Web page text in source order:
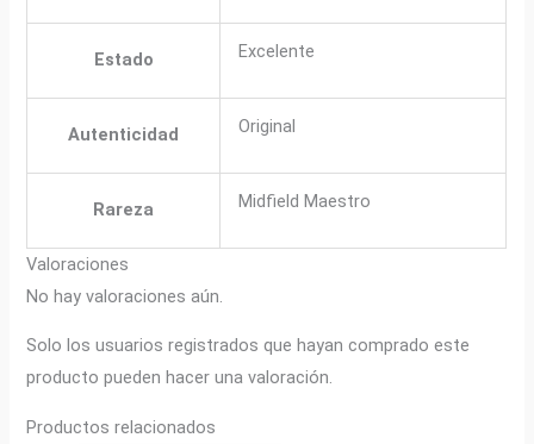
Estado Excelente
Autenticidad Original
Rareza Midfield Maestro
Valoraciones
No hay valoraciones aún.
Solo los usuarios registrados que hayan comprado este
producto pueden hacer una valoración.
Productos relacionados